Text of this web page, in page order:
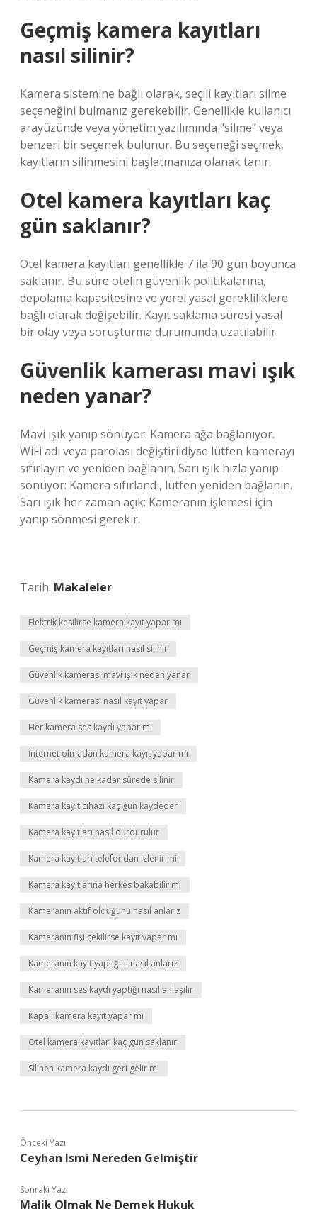
Geçmiş kamera kayıtları
nasıl silinir?
Kamera sistemine bağlı olarak, seçili kayıtları silme
seçeneğini bulmanız gerekebilir. Genellikle kullanıcı
arayüzünde veya yönetim yazılımında “silme” veya
benzeri bir seçenek bulunur. Bu seçeneği seçmek,
kayıtların silinmesini başlatmanıza olanak tanır.
Otel kamera kayıtları kaç
gün saklanır?
Otel kamera kayıtları genellikle 7 ila 90 gün boyunca
saklanır. Bu süre otelin güvenlik politikalarına,
depolama kapasitesine ve yerel yasal gerekliliklere
bağlı olarak değişebilir. Kayıt saklama süresi yasal
bir olay veya soruşturma durumunda uzatılabilir.
Güvenlik kamerası mavi ışık
neden yanar?
Mavi ışık yanıp sönüyor: Kamera ağa bağlanıyor.
WiFi adı veya parolası değiştirildiyse lütfen kamerayı
sıfırlayın ve yeniden bağlanın. Sarı ışık hızla yanıp
sönüyor: Kamera sıfırlandı, lütfen yeniden bağlanın.
Sarı ışık her zaman açık: Kameranın işlemesi için
yanıp sönmesi gerekir.
Tarih: Makaleler
Elektrik kesilirse kamera kayıt yapar mı
Geçmiş kamera kayıtları nasıl silinir
Güvenlik kamerası mavi ışık neden yanar
Güvenlik kamerası nasıl kayıt yapar
Her kamera ses kaydı yapar mı
İnternet olmadan kamera kayıt yapar mı
Kamera kaydı ne kadar sürede silinir
Kamera kayıt cihazı kaç gün kaydeder
Kamera kayıtları nasıl durdurulur
Kamera kayıtları telefondan izlenir mi
Kamera kayıtlarına herkes bakabilir mi
Kameranın aktif olduğunu nasıl anlarız
Kameranın fişi çekilirse kayıt yapar mı
Kameranın kayıt yaptığını nasıl anlarız
Kameranın ses kaydı yaptığı nasıl anlaşılır
Kapalı kamera kayıt yapar mı
Otel kamera kayıtları kaç gün saklanır
Silinen kamera kaydı geri gelir mi
Önceki Yazı
Ceyhan Ismi Nereden Gelmiştir
Sonraki Yazı
Malik Olmak Ne Demek Hukuk